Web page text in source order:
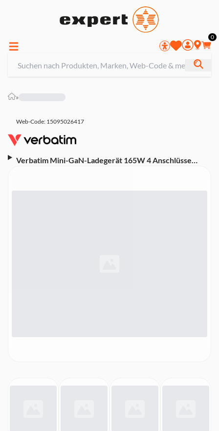
0
»
Web-Code: 15095026417
Verbatim Mini-GaN-Ladegerät 165W 4 Anschlüsse